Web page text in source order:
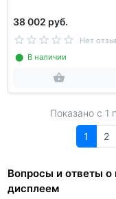
38 002 руб.
Нет
⬤ В наличии
Показано с 1
1
2
Вопросы и ответы о
дисплеем